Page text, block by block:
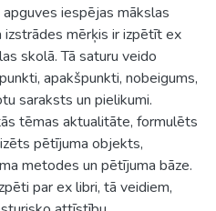
iespējas mākslas
izstrādes mērķis ir izpētīt ex
skolā. Tā saturu veido
apakšpunkti, nobeigums,
saraksts un pielikumi.
tēmas aktualitāte, formulēts
pētījuma objekts,
metodes un pētījuma bāze.
par ex libri, tā veidiem,